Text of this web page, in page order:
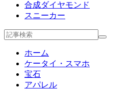
合成ダイヤモンド
スニーカー
ホーム
ケータイ・スマホ
宝石
アパレル